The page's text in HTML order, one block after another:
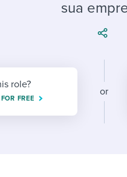
sua
role?
FREE
or